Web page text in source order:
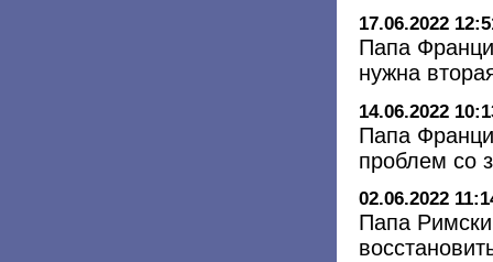
17.06.2022
Папа
нужна
14.06.2022
Папа
проблем со
02.06.2022
Папа